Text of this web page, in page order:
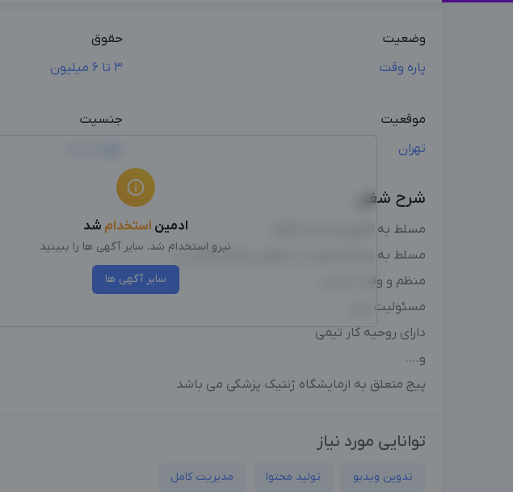
وضعیت
پاره وقت
حقوق
3 تا 6 میلیون
موقعیت
تهران
جنسیت
شرح شغل
مسلط به الگوریتم اینستاگرام
مسلط به برنامه های ادیت گوشی مثل کپکات و …
منظم و وقت شناس
مسئولیت پذیر
دارای روحیه کار تیمی
و….
پیج متعلق به ازمایشگاه ژنتیک پزشکی می باشد
توانایی مورد نیاز
تدوین‌ ویدیو تولید محتوا مدیریت کامل
ادمین استخدام شد
نیرو استخدام شد، سایر آگهی ها را ببینید
سایر آگهی ها